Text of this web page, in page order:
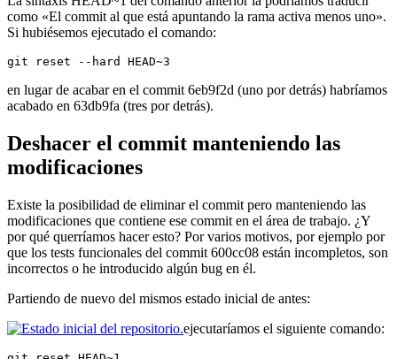
como «El commit al que está apuntando la rama activa menos uno».
Si hubiésemos ejecutado el comando:
git reset --hard HEAD~3
en lugar de acabar en el commit 6eb9f2d (uno por detrás) habríamos
acabado en 63db9fa (tres por detrás).
Deshacer el commit manteniendo las
modificaciones
Existe la posibilidad de eliminar el commit pero manteniendo las
modificaciones que contiene ese commit en el área de trabajo. ¿Y
por qué querríamos hacer esto? Por varios motivos, por ejemplo por
que los tests funcionales del commit 600cc08 están incompletos, son
incorrectos o he introducido algún bug en él.
Partiendo de nuevo del mismos estado inicial de antes:
ejecutaríamos el siguiente comando: